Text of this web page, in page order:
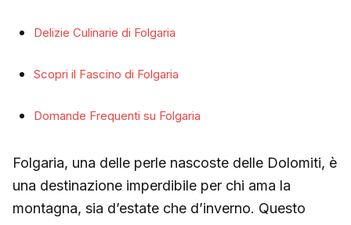
Delizie Culinarie di Folgaria
Scopri il Fascino di Folgaria
Domande Frequenti su Folgaria
Folgaria, una delle perle nascoste delle Dolomiti, è
una destinazione imperdibile per chi ama la
montagna, sia d’estate che d’inverno. Questo